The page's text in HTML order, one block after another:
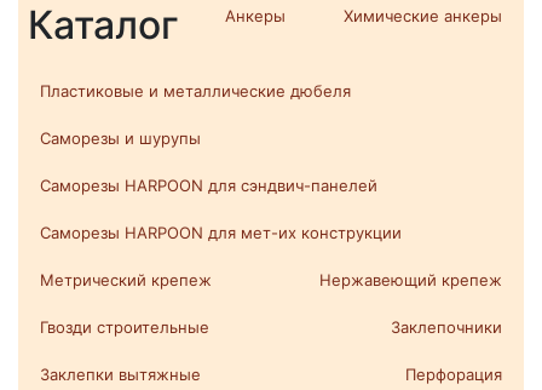
Каталог Анкеры Химические анкеры
Пластиковые и металлические дюбеля
Саморезы и шурупы
Саморезы HARPOON для сэндвич-панелей
Саморезы HARPOON для мет-их конструкции
Метрический крепеж Нержавеющий крепеж
Гвозди строительные Заклепочники
Заклепки вытяжные Перфорация